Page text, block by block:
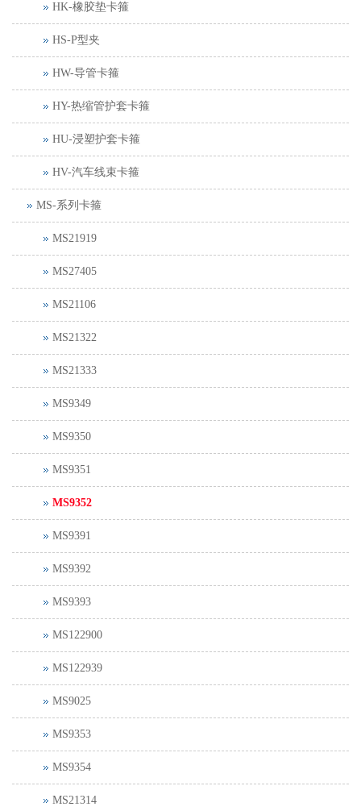
HK-橡胶垫卡箍
HS-P型夹
HW-导管卡箍
HY-热缩管护套卡箍
HU-浸塑护套卡箍
HV-汽车线束卡箍
MS-系列卡箍
MS21919
MS27405
MS21106
MS21322
MS21333
MS9349
MS9350
MS9351
MS9352
MS9391
MS9392
MS9393
MS122900
MS122939
MS9025
MS9353
MS9354
MS21314